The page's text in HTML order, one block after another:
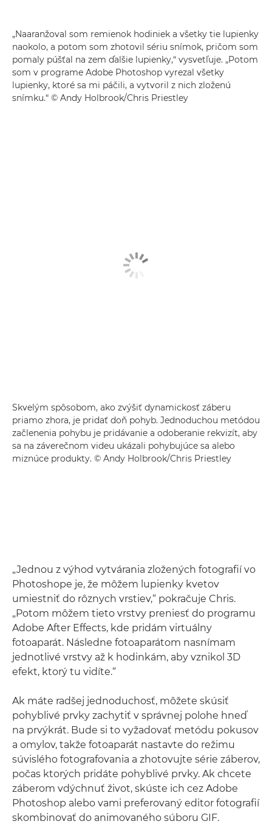
„Naaranžoval som remienok hodiniek a všetky tie lupienky
naokolo, a potom som zhotovil sériu snímok, pričom som
pomaly púšťal na zem ďalšie lupienky,“ vysvetľuje. „Potom
som v programe Adobe Photoshop vyrezal všetky
lupienky, ktoré sa mi páčili, a vytvoril z nich zloženú
snímku.“ © Andy Holbrook/Chris Priestley
Skvelým spôsobom, ako zvýšiť dynamickosť záberu
priamo zhora, je pridať doň pohyb. Jednoduchou metódou
začlenenia pohybu je pridávanie a odoberanie rekvizít, aby
sa na záverečnom videu ukázali pohybujúce sa alebo
miznúce produkty. © Andy Holbrook/Chris Priestley
„Jednou z výhod vytvárania zložených fotografií vo
Photoshope je, že môžem lupienky kvetov
umiestniť do rôznych vrstiev,“ pokračuje Chris.
„Potom môžem tieto vrstvy preniesť do programu
Adobe After Effects, kde pridám virtuálny
fotoaparát. Následne fotoaparátom nasnímam
jednotlivé vrstvy až k hodinkám, aby vznikol 3D
efekt, ktorý tu vidíte.“
Ak máte radšej jednoduchosť, môžete skúsiť
pohyblivé prvky zachytiť v správnej polohe hneď
na prvýkrát. Bude si to vyžadovať metódu pokusov
a omylov, takže fotoaparát nastavte do režimu
súvislého fotografovania a zhotovujte série záberov,
počas ktorých pridáte pohyblivé prvky. Ak chcete
záberom vdýchnuť život, skúste ich cez Adobe
Photoshop alebo vami preferovaný editor fotografií
skombinovať do animovaného súboru GIF.